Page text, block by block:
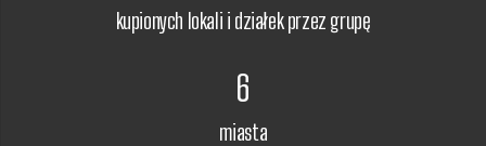
kupionych lokali i działek przez grupę
6
miasta